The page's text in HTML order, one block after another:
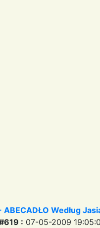
Według
: 07-05-2009